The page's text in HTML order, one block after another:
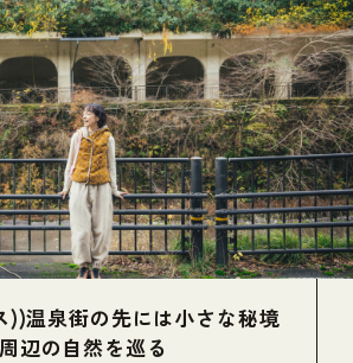
))温泉街の先には小さな秘境
辺の自然を巡る